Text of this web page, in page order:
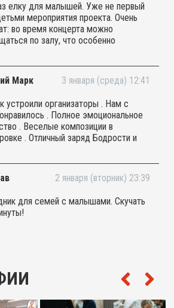
елку для малышей. Уже не первый
мероприятия проекта. Очень
во время концерта можно
по залу, что особенно
зрителей. Приятная легкая
аранжировка известных
удачная форма подачи для
с музыкой. Понравился номер с
маленькие светящиеся
свет. Было ощущение,
в какую-то волшебную сказку. И в
подарки детям - музыкальные
- книга Януша Корчака. В общем,
впечатления и хорошее
концерта.
Марк 3 января (среда) 12:41
устроили организаторы . Нам с
. Полное эмоциональное
. Веселые композиции в
. Отличный заряд Бодрости и
получили на весь день .
2 января (вторник) 23:39
для семей с малышами. Скучать